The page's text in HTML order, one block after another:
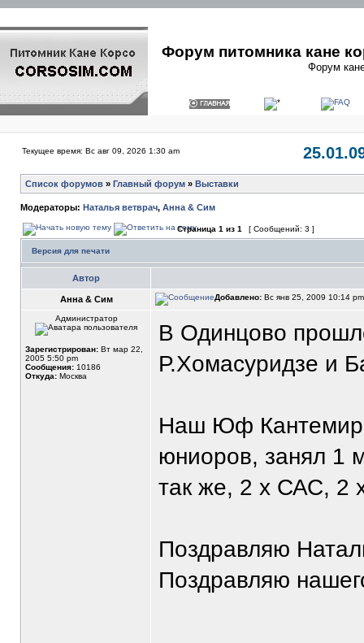
Форум питомника кане
Форум
Текущее время: Вс авг 09, 2026 1:30 am
Список форумов » Главный форум » Выставки
Модераторы: Наталья ветврач, Анна & Сим
Страница 1 из 1 [ Сообщений: 3 ]
Версия для печати
Автор
Анна & Сим Добавлено: Вс янв 25, 2009 10:14
Администратор
Зарегистрирован: Вт мар 22,
2005 5:50 pm
Сообщения: 10186
Откуда: Москва
В Одинцово
Р.Хомасуридзе и
Наш Юф
юниоров, занял 1
так же, 2 х САС,
Поздравляю
Поздравляю